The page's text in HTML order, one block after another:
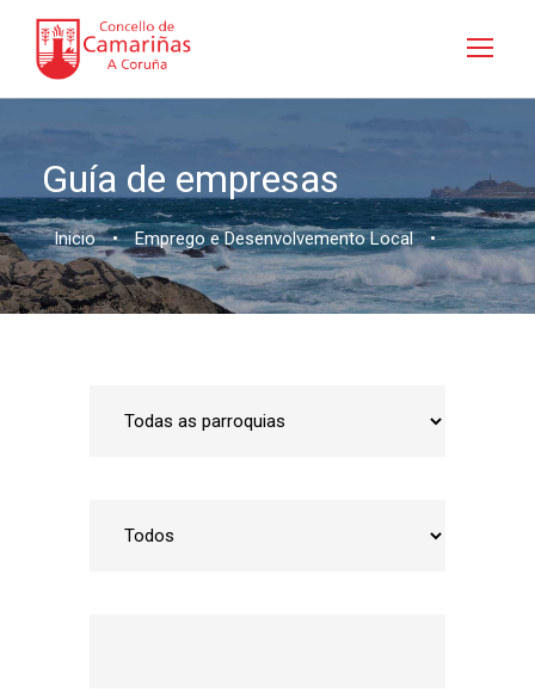
Guía de empresas
Inicio • Emprego e Desenvolvemento Local •